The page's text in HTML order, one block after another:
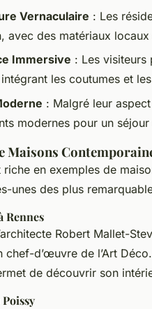
Vernaculaire : Les
avec des matériaux
Immersive : Les visiteurs
les coutumes et
: Malgré leur
modernes pour un
Maisons
riche en exemples de
unes des plus
Rennes
Robert Mallet-
chef-d’œuvre de l’Art
de découvrir son